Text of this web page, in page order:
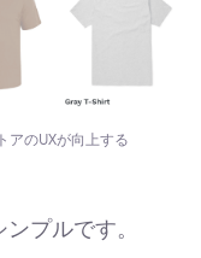
アのUXが向上する
プルです。